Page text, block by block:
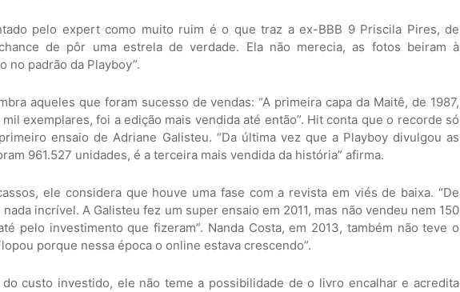
pelo expert como muito ruim é o que traz a ex-BBB 9 Priscila Pires, de
de pôr uma estrela de verdade. Ela não merecia, as fotos beiram à
no padrão da Playboy”.
aqueles que foram sucesso de vendas: “A primeira capa da Maitê, de 1987,
exemplares, foi a edição mais vendida até então”. Hit conta que o recorde só
ensaio de Adriane Galisteu. “Da última vez que a Playboy divulgou as
961.527 unidades, é a terceira mais vendida da história” afirma.
ele considera que houve uma fase com a revista em viés de baixa. “De
nada incrível. A Galisteu fez um super ensaio em 2011, mas não vendeu nem 150
pelo investimento que fizeram”. Nanda Costa, em 2013, também não teve o
porque nessa época o online estava crescendo”.
custo investido, ele não teme a possibilidade de o livro encalhar e acredita